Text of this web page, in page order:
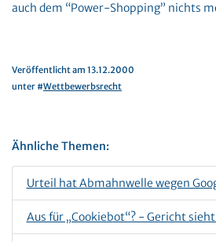
auch dem “Power-Shopping” nichts
Veröffentlicht am 13.12.2000
unter #Wettbewerbsrecht
Ähnliche Themen:
Urteil hat Abmahnwelle wegen
Aus für „Cookiebot“? - Gericht